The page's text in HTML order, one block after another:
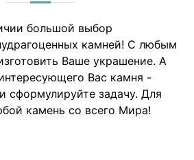
большой выбор
камней! С любым
Ваше украшение. А
Вас камня -
сформулируйте задачу. Для
камень со всего Мира!